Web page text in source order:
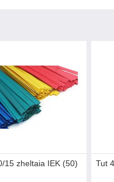
15 zheltaia IEK (50) Tut